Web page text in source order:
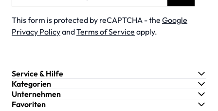
This form is protected by reCAPTCHA - the Google
Privacy PolicyandTerms of Service apply.
Service & Hilfe
Kategorien
Unternehmen
Favoriten